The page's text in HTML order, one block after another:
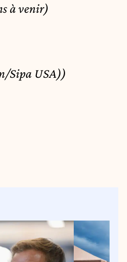
à venir)
Sipa USA))